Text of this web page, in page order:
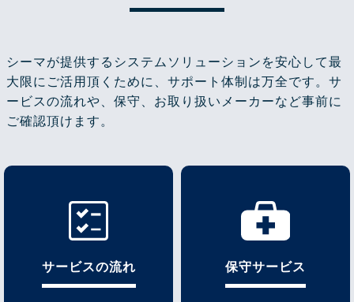
シーマが提供するシステムソリューションを安心して最
大限にご活用頂くために、サポート体制は万全です。サ
ービスの流れや、保守、お取り扱いメーカーなど事前に
ご確認頂けます。
サービスの流れ 保守サービス